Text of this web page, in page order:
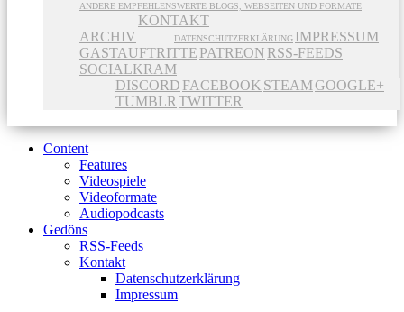
ANDERE EMPFEHLENSWERTE BLOGS, WEBSEITEN UND FORMATE
ARCHIV
KONTAKT
DATENSCHUTZERKLÄRUNG IMPRESSUM
GASTAUFTRITTE PATREON RSS-FEEDS
SOCIALKRAM
DISCORD FACEBOOK STEAMGOOGLE+
TUMBLR TWITTER
Content
Features
Videospiele
Videoformate
Audiopodcasts
Gedöns
RSS-Feeds
Kontakt
Datenschutzerklärung
Impressum